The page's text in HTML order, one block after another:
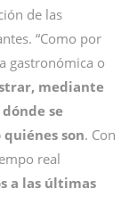
de las
“Como por
gastronómica o
mediante
se
son. Con
real
a las últimas